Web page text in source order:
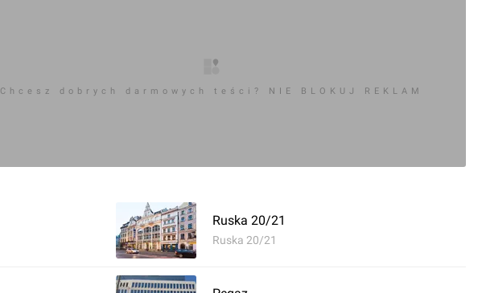
Heritage Gates
Chcesz dobrych darmowych teści? NIE BLOKUJ REKLAM
Ruska 20/21
Ruska 20/21